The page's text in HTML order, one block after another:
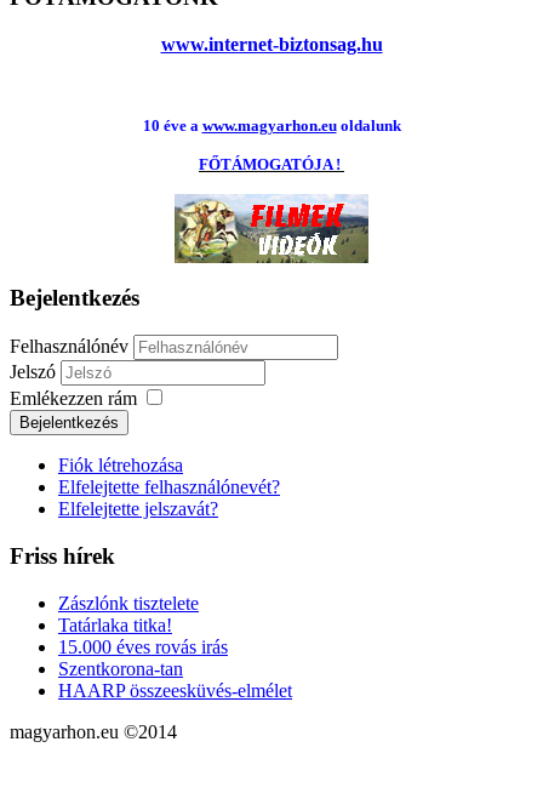
www.internet-biztonsag.hu
10 éve a www.magyarhon.euoldalunk
FŐTÁMOGATÓJA !
Bejelentkezés
Felhasználónév
Jelszó
Emlékezzen rám
Fiók létrehozása
Elfelejtette felhasználónevét?
Elfelejtette jelszavát?
Friss hírek
Zászlónk tisztelete
Tatárlaka titka!
15.000 éves rovás irás
Szentkorona-tan
HAARP összeesküvés-elmélet
magyarhon.eu ©2014